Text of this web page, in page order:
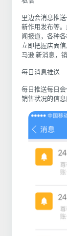
里边会消息推
新作用发布等
闻报道，各种
立即把握店面
马逊 新消息，
每日消息推送
每日推送每日
销售状况的信息